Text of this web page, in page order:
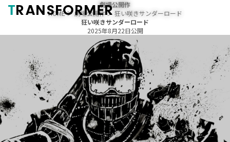
TRANSFORMER劇場公開作
HOME＞劇場公開作＞ 狂い咲きサンダーロード
狂い咲きサンダーロード
2025年8月22日公開